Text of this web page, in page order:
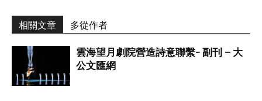
相關文章 多從作者
雲海望月劇院營造詩意聯繫- 副刊 – 大
公文匯網